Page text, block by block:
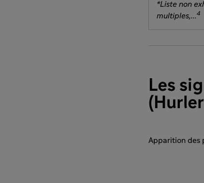
*Liste non
multiples,...4
Les
Apparition des